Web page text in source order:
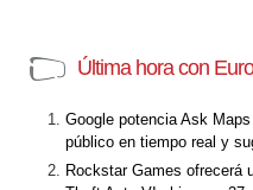
Última hora con
Google potencia Ask
público en tiempo real y
Rockstar Games ofrecerá